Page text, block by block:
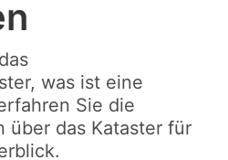
was ist eine
Sie die
über das Kataster für